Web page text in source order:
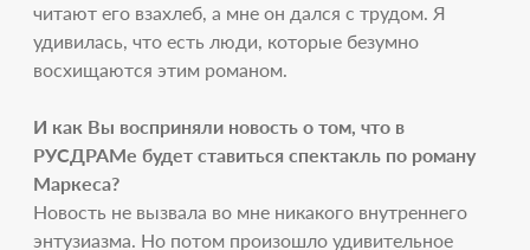
читают его взахлеб, а мне он дался с трудом. Я
удивилась, что есть люди, которые безумно
восхищаются этим романом.
И как Вы восприняли новость о том, что в
РУСДРАМе будет ставиться спектакль по роману
Маркеса?
Новость не вызвала во мне никакого внутреннего
энтузиазма. Но потом произошло удивительное